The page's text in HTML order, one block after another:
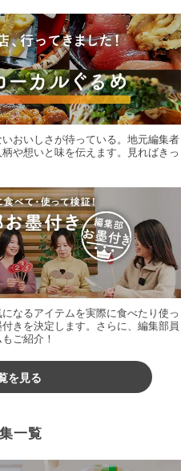
おいしさが待っている。地元編集者
や想いと味を伝えます。見ればきっ
なるアイテムを実際に食べたり使っ
きを決定します。さらに、編集部員
ご紹介！
を見る
一覧